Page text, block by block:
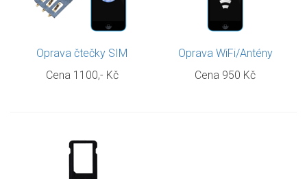
Oprava čtečky SIM
Cena 1100,- Kč
Oprava WiFi/Antény
Cena 950 Kč